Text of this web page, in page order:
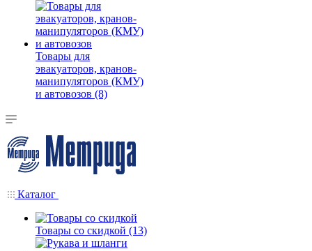
Товары для
эвакуаторов, кранов-
манипуляторов (КМУ)
и автовозов (8)
Каталог
Товары со скидкой (13)